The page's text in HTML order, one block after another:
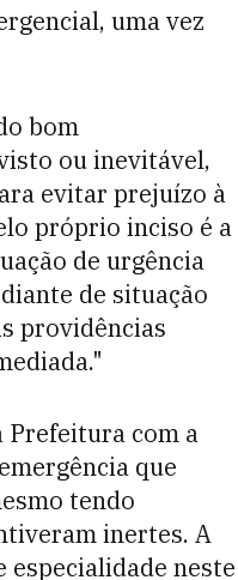
uma vez
bom
ou inevitável,
evitar prejuízo à
próprio inciso é a
de urgência
de situação
providências
Prefeitura com a
que
tendo
inertes. A
especialidade neste